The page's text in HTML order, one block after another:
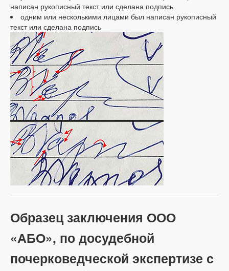
написан рукописный текст или сделана подпись
одним или несколькими лицами был написан рукописный
текст или сделана подпись
Образец заключения ООО
«АБО», по досудебной
почерковедческой экспертизе с